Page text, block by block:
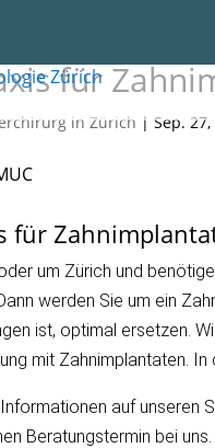
für
in Zürich |Sep.
für
um Zürich und
werden Sie um ein
ist, optimal ersetzen.
mit Zahnimplantaten.
auf unseren
Beratungstermin bei